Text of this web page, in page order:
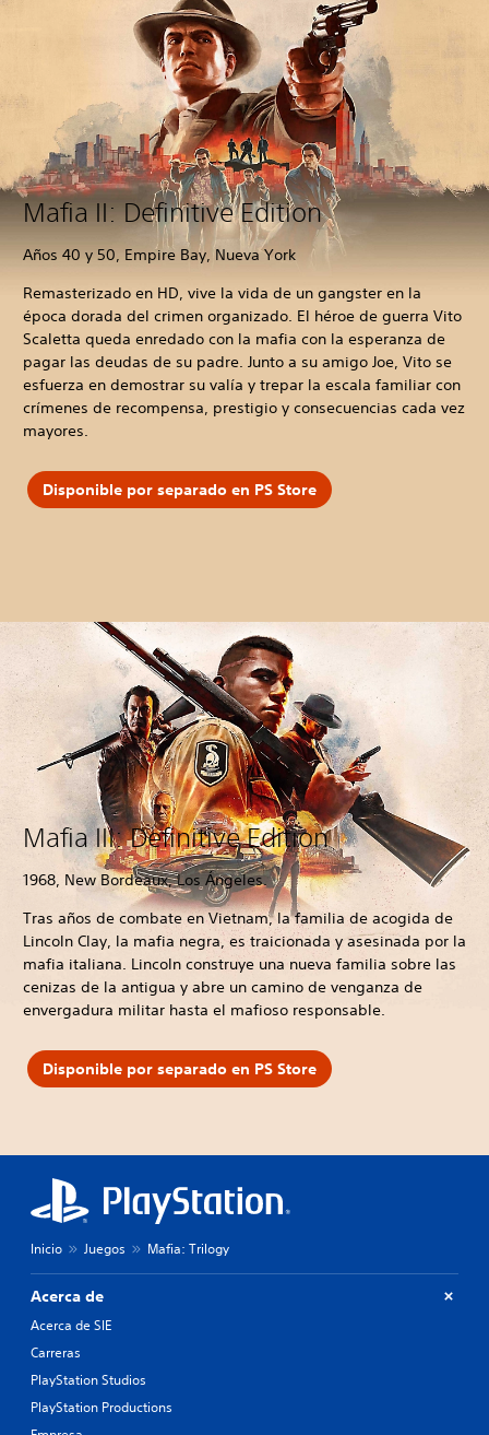
Mafia II: Definitive Edition
Años 40 y 50, Empire Bay, Nueva York
Remasterizado en HD, vive la vida de un gangster en la
época dorada del crimen organizado. El héroe de guerra Vito
Scaletta queda enredado con la mafia con la esperanza de
pagar las deudas de su padre. Junto a su amigo Joe, Vito se
esfuerza en demostrar su valía y trepar la escala familiar con
crímenes de recompensa, prestigio y consecuencias cada vez
mayores.
Disponible por separado en PS Store
Mafia III: Definitive Edition
1968, New Bordeaux, Los Ángeles.
Tras años de combate en Vietnam, la familia de acogida de
Lincoln Clay, la mafia negra, es traicionada y asesinada por la
mafia italiana. Lincoln construye una nueva familia sobre las
cenizas de la antigua y abre un camino de venganza de
envergadura militar hasta el mafioso responsable.
Disponible por separado en PS Store
Inicio Juegos Mafia: Trilogy
Acerca de
Acerca de SIE
Carreras
PlayStation Studios
PlayStation Productions